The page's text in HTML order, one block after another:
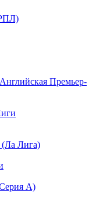
Премьер-
Лига)
А)